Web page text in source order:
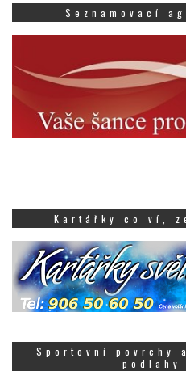
Seznamovací
Kartářky co ví,
Sportovní povrchy
podlahy